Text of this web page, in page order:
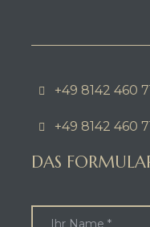
+49 8142 460
+49 8142 460
DAS